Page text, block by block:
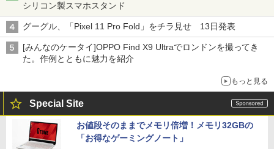
シリコン製スマホスタンド
グーグル、「Pixel 11 Pro Fold」をチラ見せ 13日発表
[みんなのケータイ]OPPO Find X9 Ultraでロンドンを撮ってき
た。作例とともに魅力を紹介
もっと見る
Special Site
お値段そのままでメモリ倍増！メモリ32GBの
「お得なゲーミングノート」